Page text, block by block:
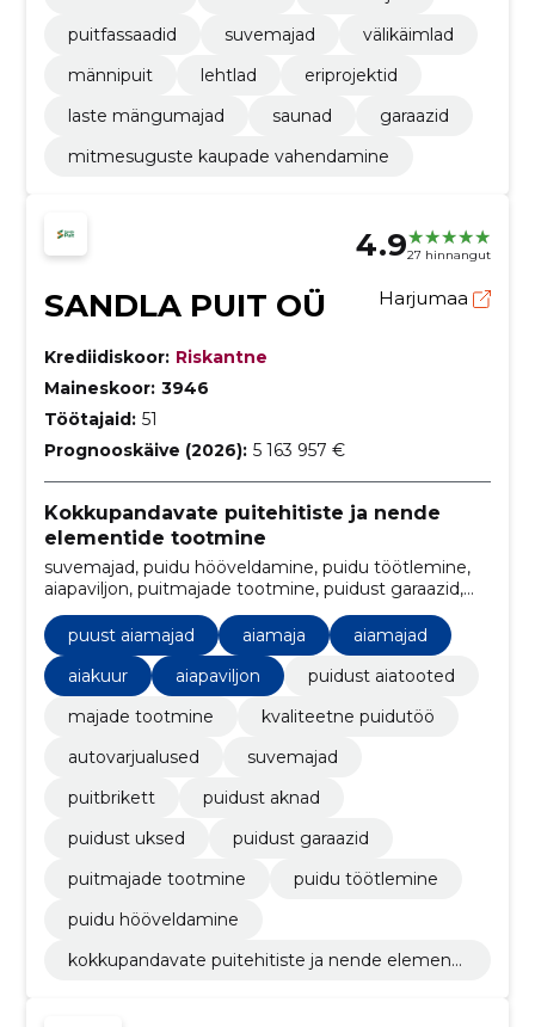
puitfassaadid
suvemajad
välikäimlad
männipuit
lehtlad
eriprojektid
laste mängumajad
saunad
garaazid
mitmesuguste kaupade vahendamine
4.927 hinnangut
SANDLA PUIT OÜ Harjumaa
Krediidiskoor: Riskantne
Maineskoor: 3946
Töötajaid: 51
Prognooskäive (2026): 5 163 957 €
Kokkupandavate puitehitiste ja nende
elementide tootmine
suvemajad, puidu hööveldamine, puidu töötlemine,
aiapaviljon, puitmajade tootmine, puidust garaazid,
Puidust uksed, puidust aknad, puitbrikett, puust
aiamajad
puust aiamajad aiamaja
aiamajad
aiakuur
aiapaviljon
puidust aiatooted
majade tootmine
kvaliteetne puidutöö
autovarjualused
suvemajad
puitbrikett
puidust aknad
puidust uksed
puidust garaazid
puitmajade tootmine
puidu töötlemine
puidu hööveldamine
kokkupandavate puitehitiste ja nende elementi